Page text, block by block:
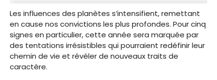
Les influences des planètes s’intensifient, remettant
en cause nos convictions les plus profondes. Pour cinq
signes en particulier, cette année sera marquée par
des tentations irrésistibles qui pourraient redéfinir leur
chemin de vie et révéler de nouveaux traits de
caractère.